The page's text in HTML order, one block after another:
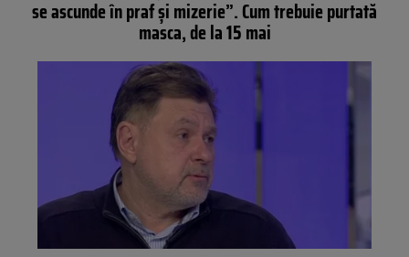
se ascunde în praf și mizerie”. Cum trebuie purtată
masca, de la 15 mai